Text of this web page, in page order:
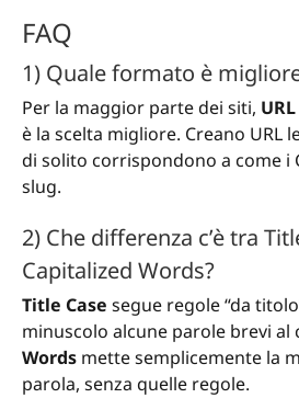
FAQ
1) Quale formato è
Per la maggior parte dei siti,
è la scelta migliore. Creano URL
di solito corrispondono a come i
slug.
2) Che differenza c’è tra
Capitalized Words?
Title Case segue regole “da
minuscolo alcune parole brevi al
Words mette semplicemente la
parola, senza quelle regole.